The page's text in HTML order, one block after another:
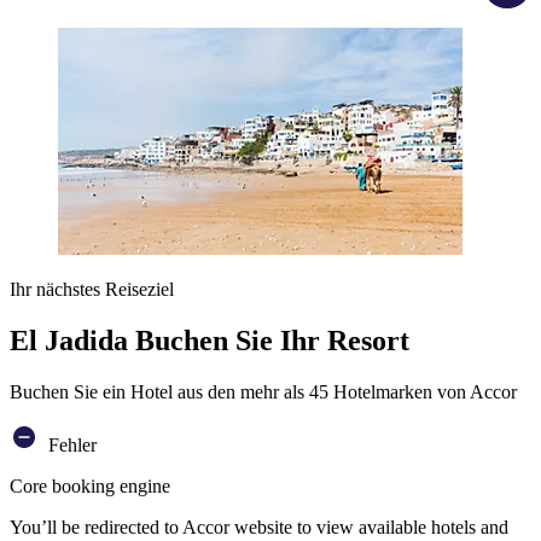
Ihr nächstes Reiseziel
El Jadida Buchen Sie Ihr Resort
Buchen Sie ein Hotel aus den mehr als 45 Hotelmarken von Accor
Fehler
Core booking engine
You’ll be redirected to Accor website to view available hotels and